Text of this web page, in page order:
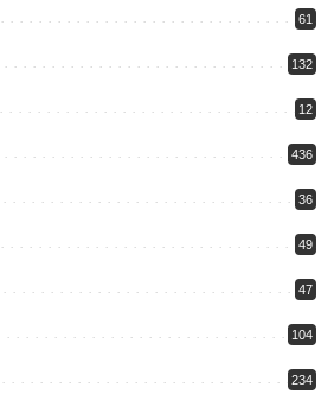
61
132
12
436
36
49
47
104
234